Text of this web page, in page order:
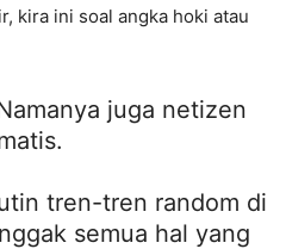
kira ini soal angka hoki atau
juga netizen
tren-tren random di
semua hal yang